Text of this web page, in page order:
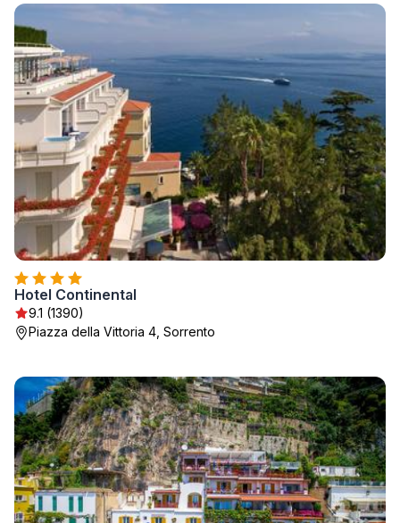
Hotel Continental
9.1 (1390)
Piazza della Vittoria 4, Sorrento